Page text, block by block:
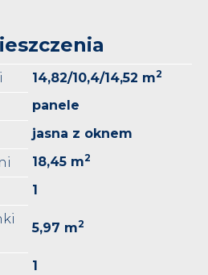
14,82/10,4/14,52 m2
panele
jasna z oknem
18,45 m2
1
5,97 m2
1